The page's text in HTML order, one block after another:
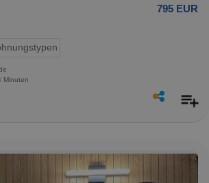
795 EUR
Minuten